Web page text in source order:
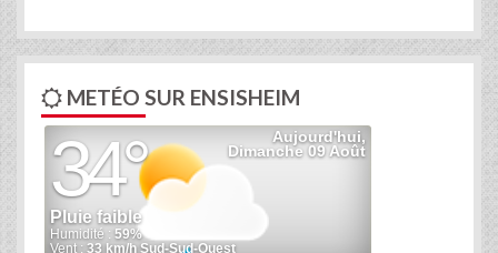
METÉO SUR ENSISHEIM